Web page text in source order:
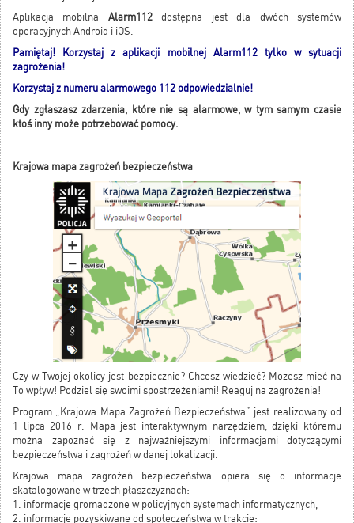
Aplikacja mobilna Alarm112dostępna jest dla dwóch systemów
operacyjnych Android i iOS.
Pamiętaj! Korzystaj z aplikacji mobilnej Alarm112 tylko w sytuacji
zagrożenia!
Korzystaj z numeru alarmowego 112 odpowiedzialnie!
Gdy zgłaszasz zdarzenia, które nie są alarmowe, w tym samym czasie
ktoś inny może potrzebować pomocy.
Krajowa mapa zagrożeń bezpieczeństwa
Czy w Twojej okolicy jest bezpiecznie? Chcesz wiedzieć? Możesz mieć na
To wpływ! Podziel się swoimi spostrzeżeniami! Reaguj na zagrożenia!
Program „Krajowa Mapa Zagrożeń Bezpieczeństwa” jest realizowany od
1 lipca 2016 r. Mapa jest interaktywnym narzędziem, dzięki któremu
można zapoznać się z najważniejszymi informacjami dotyczącymi
bezpieczeństwa i zagrożeń w danej lokalizacji.
Krajowa mapa zagrożeń bezpieczeństwa opiera się o informacje
skatalogowane w trzech płaszczyznach:
1. informacje gromadzone w policyjnych systemach informatycznych,
2. informacje pozyskiwane od społeczeństwa w trakcie: